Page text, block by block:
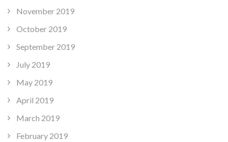
November 2019
October 2019
September 2019
July 2019
May 2019
April 2019
March 2019
February 2019